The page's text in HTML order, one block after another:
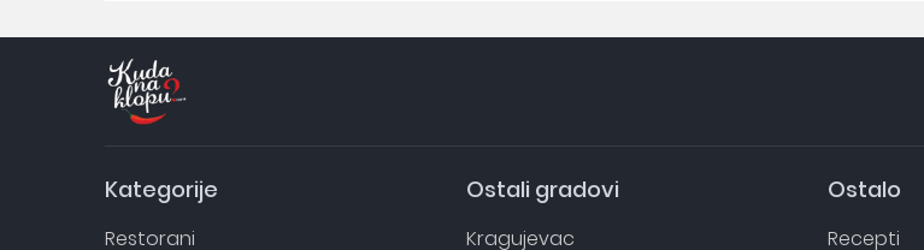
Kategorije
Restorani
Ostali gradovi
Kragujevac
Ostalo
Recepti